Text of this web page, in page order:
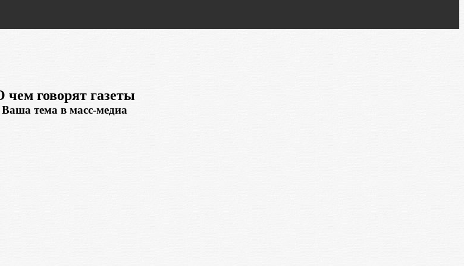
чем говорят газеты
Ваша тема в масс-медиа